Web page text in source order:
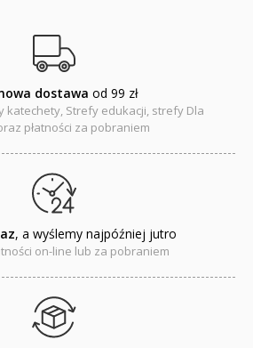
dzieci
TERAZ -35% TANIEJ
dostawa od 99 zł
katechety, Strefy edukacji, strefy Dla
płatności za pobraniem
, a wyślemy najpóźniej jutro
on-line lub za pobraniem